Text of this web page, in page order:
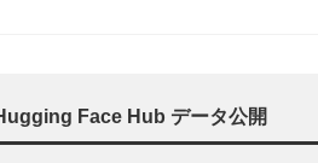
Face Hub データ公開